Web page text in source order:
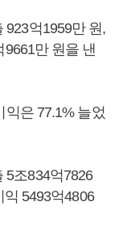
923억1959만 원,
만 원을 낸
익은 77.1% 늘었
5조834억7826
5493억4806